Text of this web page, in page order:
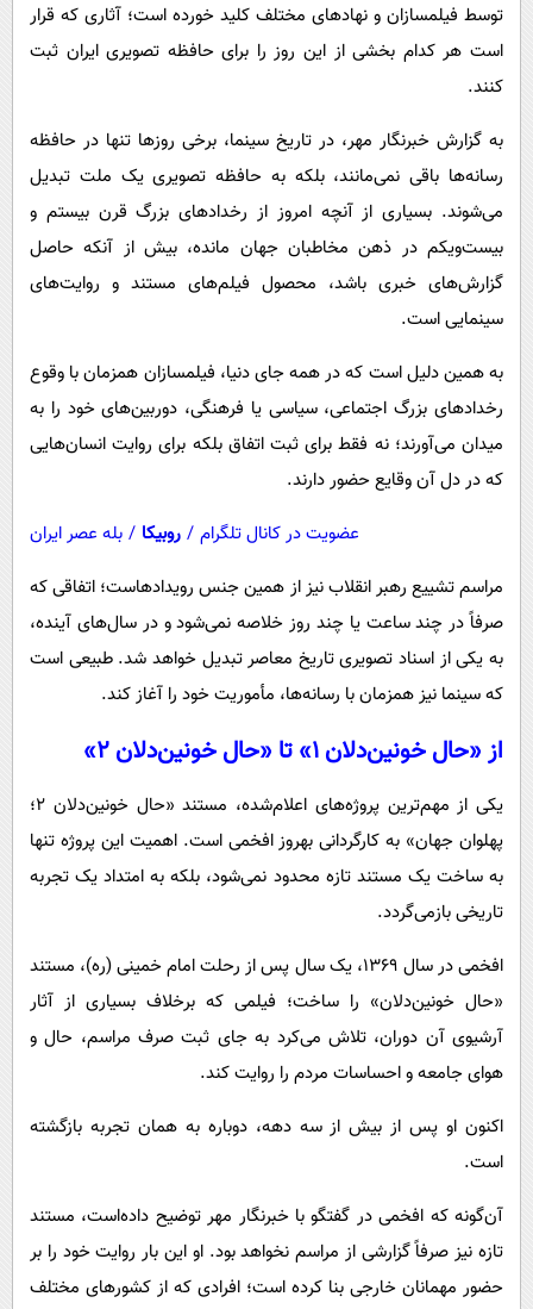
سرگرمی
فناوری
حوادث
محیط زیست
فرهنگی
اجتماعی
حیات وحش
سیاست خارجی
پیامک
روانشناسی
دانلود
توسط فیلمسازان و نهادهای مختلف کلید خورده است؛ آثاری که قرار
است هر کدام بخشی از این روز را برای حافظه تصویری ایران ثبت
کنند.
به گزارش خبرنگار مهر، در تاریخ سینما، برخی روزها تنها در حافظه
رسانه‌ها باقی نمی‌مانند، بلکه به حافظه تصویری یک ملت تبدیل
می‌شوند. بسیاری از آنچه امروز از رخدادهای بزرگ قرن بیستم و
بیست‌ویکم در ذهن مخاطبان جهان مانده، بیش از آنکه حاصل
گزارش‌های خبری باشد، محصول فیلم‌های مستند و روایت‌های
سینمایی است.
به همین دلیل است که در همه جای دنیا، فیلمسازان همزمان با وقوع
رخدادهای بزرگ اجتماعی، سیاسی یا فرهنگی، دوربین‌های خود را به
میدان می‌آورند؛ نه فقط برای ثبت اتفاق بلکه برای روایت انسان‌هایی
که در دل آن وقایع حضور دارند.
عضویت در کانال تلگرام / روبیکا / بله عصر ایران
مراسم تشییع رهبر انقلاب نیز از همین جنس رویدادهاست؛ اتفاقی که
صرفاً در چند ساعت یا چند روز خلاصه نمی‌شود و در سال‌های آینده،
به یکی از اسناد تصویری تاریخ معاصر تبدیل خواهد شد. طبیعی است
که سینما نیز همزمان با رسانه‌ها، مأموریت خود را آغاز کند.
از «حال خونین‌دلان ۱» تا «حال خونین‌دلان ۲»
یکی از مهم‌ترین پروژه‌های اعلام‌شده، مستند «حال خونین‌دلان ۲؛
پهلوان جهان» به کارگردانی بهروز افخمی است. اهمیت این پروژه تنها
به ساخت یک مستند تازه محدود نمی‌شود، بلکه به امتداد یک تجربه
تاریخی بازمی‌گردد.
افخمی در سال ۱۳۶۹، یک سال پس از رحلت امام خمینی (ره)، مستند
«حال خونین‌دلان» را ساخت؛ فیلمی که برخلاف بسیاری از آثار
آرشیوی آن دوران، تلاش می‌کرد به جای ثبت صرف مراسم، حال و
هوای جامعه و احساسات مردم را روایت کند.
اکنون او پس از بیش از سه دهه، دوباره به همان تجربه بازگشته
است.
آن‌گونه که افخمی در گفتگو با خبرنگار مهر توضیح داده‌است، مستند
تازه نیز صرفاً گزارشی از مراسم نخواهد بود. او این بار روایت خود را بر
حضور مهمانان خارجی بنا کرده است؛ افرادی که از کشورهای مختلف